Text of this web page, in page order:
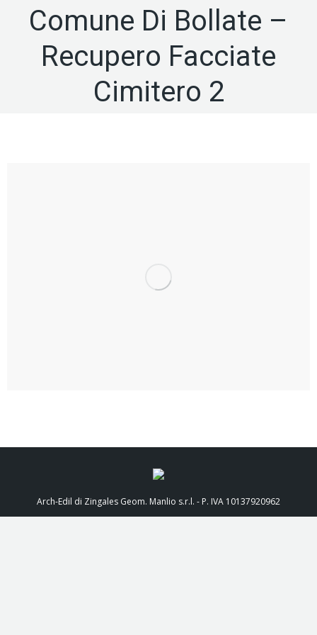
Comune Di Bollate –
Recupero Facciate
Cimitero 2
Arch-Edil di Zingales Geom. Manlio s.r.l. - P. IVA 10137920962